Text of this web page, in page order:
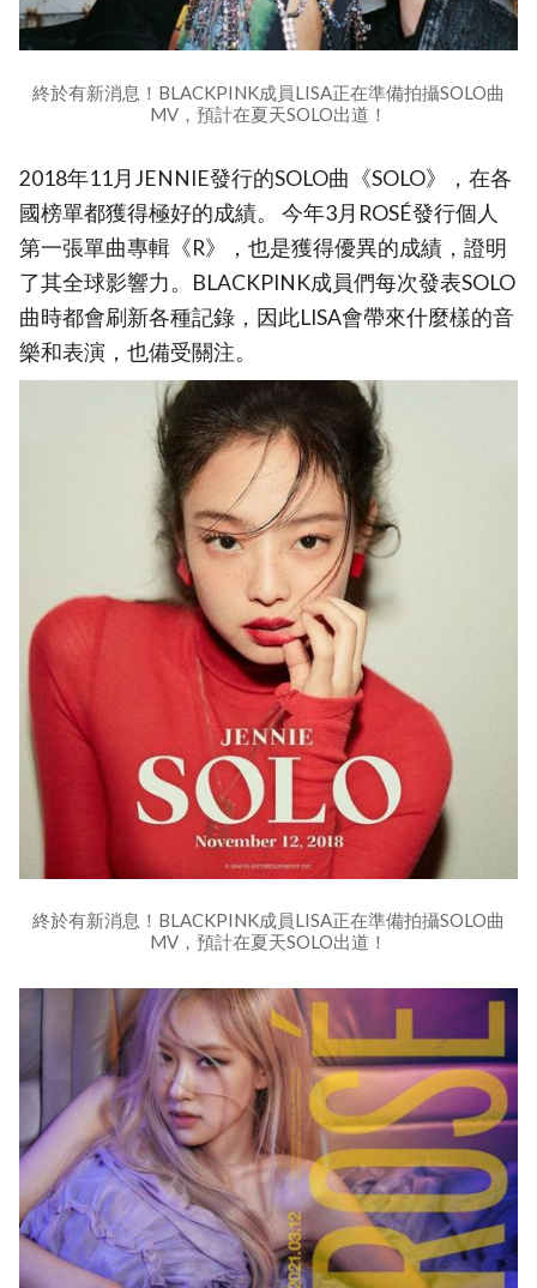
終於有新消息！BLACKPINK成員LISA正在準備拍攝SOLO曲
MV，預計在夏天SOLO出道！
2018年11月JENNIE發行的SOLO曲《SOLO》，在各
國榜單都獲得極好的成績。 今年3月ROSÉ發行個人
第一張單曲專輯《R》，也是獲得優異的成績，證明
了其全球影響力。BLACKPINK成員們每次發表SOLO
曲時都會刷新各種記錄，因此LISA會帶來什麼樣的音
樂和表演，也備受關注。
終於有新消息！BLACKPINK成員LISA正在準備拍攝SOLO曲
MV，預計在夏天SOLO出道！